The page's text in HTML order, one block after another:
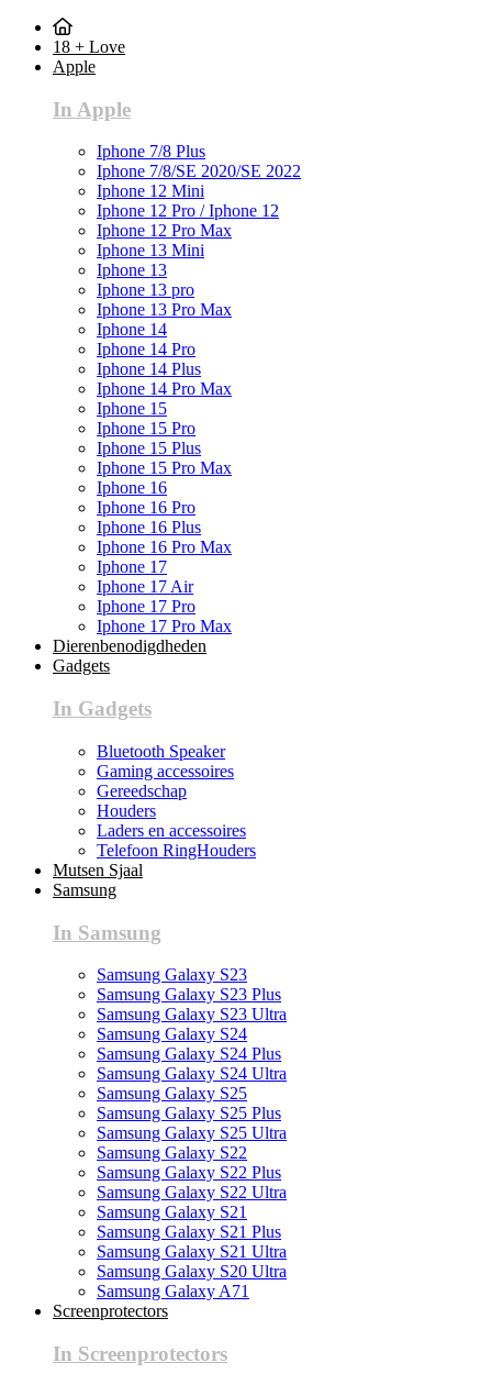
18 + Love
Apple
In Apple
Iphone 7/8 Plus
Iphone 7/8/SE 2020/SE 2022
Iphone 12 Mini
Iphone 12 Pro / Iphone 12
Iphone 12 Pro Max
Iphone 13 Mini
Iphone 13
Iphone 13 pro
Iphone 13 Pro Max
Iphone 14
Iphone 14 Pro
Iphone 14 Plus
Iphone 14 Pro Max
Iphone 15
Iphone 15 Pro
Iphone 15 Plus
Iphone 15 Pro Max
Iphone 16
Iphone 16 Pro
Iphone 16 Plus
Iphone 16 Pro Max
Iphone 17
Iphone 17 Air
Iphone 17 Pro
Iphone 17 Pro Max
Dierenbenodigdheden
Gadgets
In Gadgets
Bluetooth Speaker
Gaming accessoires
Gereedschap
Houders
Laders en accessoires
Telefoon RingHouders
Mutsen Sjaal
Samsung
In Samsung
Samsung Galaxy S23
Samsung Galaxy S23 Plus
Samsung Galaxy S23 Ultra
Samsung Galaxy S24
Samsung Galaxy S24 Plus
Samsung Galaxy S24 Ultra
Samsung Galaxy S25
Samsung Galaxy S25 Plus
Samsung Galaxy S25 Ultra
Samsung Galaxy S22
Samsung Galaxy S22 Plus
Samsung Galaxy S22 Ultra
Samsung Galaxy S21
Samsung Galaxy S21 Plus
Samsung Galaxy S21 Ultra
Samsung Galaxy S20 Ultra
Samsung Galaxy A71
Screenprotectors
In Screenprotectors